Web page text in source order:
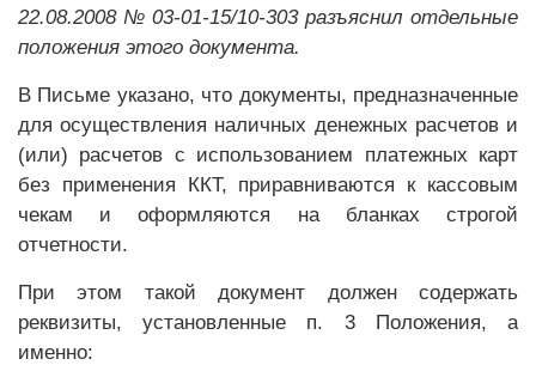
22.08.2008 № 03-01-15/10-303 разъяснил отдельные
положения этого документа.
В Письме указано, что документы, предназначенные
для осуществления наличных денежных расчетов и
(или) расчетов с использованием платежных карт
без применения ККТ, приравниваются к кассовым
чекам и оформляются на бланках строгой
отчетности.
При этом такой документ должен содержать
реквизиты, установленные п. 3 Положения, а
именно: